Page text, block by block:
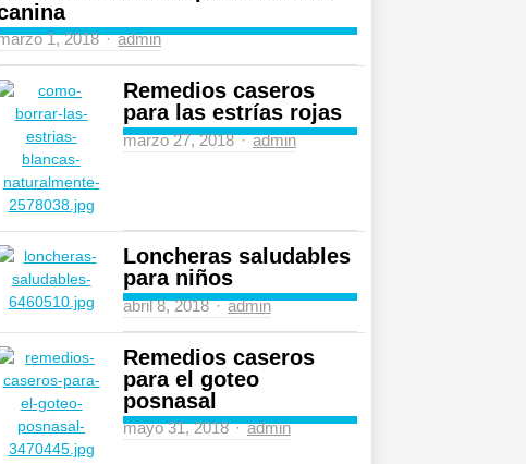
1, 2018 Author
admin
Remedios caseros
para las estrías rojas
marzo 27, 2018 Author
admin
Loncheras saludables
para niños
abril 8, 2018 Author
admin
Remedios caseros
para el goteo
posnasal
mayo 31, 2018 Author
admin